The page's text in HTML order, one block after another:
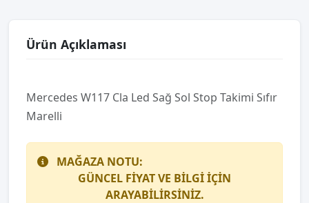
Ürün Açıklaması
Mercedes W117 Cla Led Sağ Sol Stop Takimi Sıfır
Marelli̇
MAĞAZA NOTU:
GÜNCEL FİYAT VE BİLGİ İÇİN
ARAYABİLİRSİNİZ.